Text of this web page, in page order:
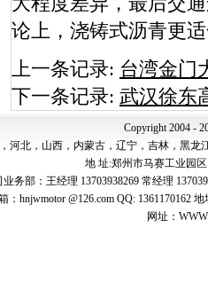
论上，浇铸式沥青更
上一条记录: 台湾金门
下一条记录: 武汉徐东
Copyright 2004 -
河北，山西，内蒙古，辽宁，吉林，黑
地 址:郑州市马赛工业园区
业务部：王经理 13703938269 常经理
：hnjwmotor @126.com QQ: 1361170162
网址：